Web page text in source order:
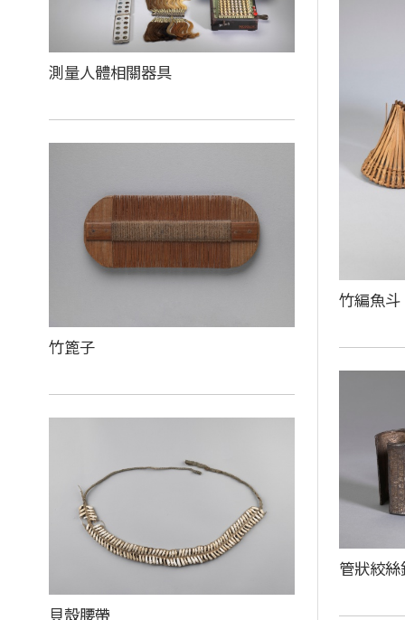
測量人體相關器具
竹編魚斗
竹篦子
管狀絞
貝殼腰帶